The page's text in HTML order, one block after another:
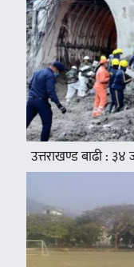
उत्तराखण्ड बाढी :